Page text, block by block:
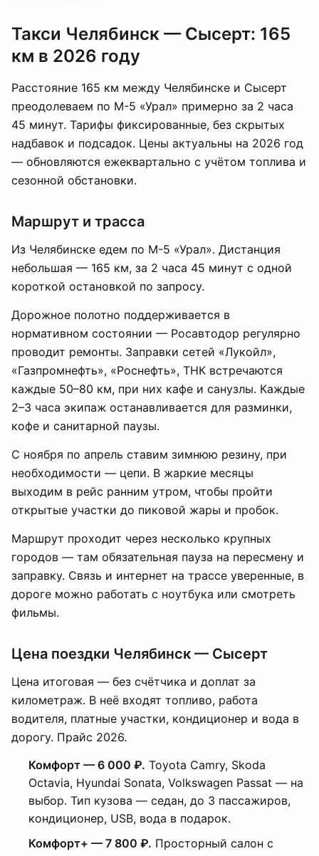
Такси Челябинск — Сысерт: 165
км в 2026 году
Расстояние 165 км между Челябинске и Сысерт
преодолеваем по М-5 «Урал» примерно за 2 часа
45 минут. Тарифы фиксированные, без скрытых
надбавок и подсадок. Цены актуальны на 2026 год
— обновляются ежеквартально с учётом топлива и
сезонной обстановки.
Маршрут и трасса
Из Челябинске едем по М-5 «Урал». Дистанция
небольшая — 165 км, за 2 часа 45 минут с одной
короткой остановкой по запросу.
Дорожное полотно поддерживается в
нормативном состоянии — Росавтодор регулярно
проводит ремонты. Заправки сетей «Лукойл»,
«Газпромнефть», «Роснефть», ТНК встречаются
каждые 50–80 км, при них кафе и санузлы. Каждые
2–3 часа экипаж останавливается для разминки,
кофе и санитарной паузы.
С ноября по апрель ставим зимнюю резину, при
необходимости — цепи. В жаркие месяцы
выходим в рейс ранним утром, чтобы пройти
открытые участки до пиковой жары и пробок.
Маршрут проходит через несколько крупных
городов — там обязательная пауза на пересмену и
заправку. Связь и интернет на трассе уверенные, в
дороге можно работать с ноутбука или смотреть
фильмы.
Цена поездки Челябинск — Сысерт
Цена итоговая — без счётчика и доплат за
километраж. В неё входят топливо, работа
водителя, платные участки, кондиционер и вода в
дорогу. Прайс 2026.
Комфорт — 6 000 ₽. Toyota Camry, Skoda
Octavia, Hyundai Sonata, Volkswagen Passat — на
выбор. Тип кузова — седан, до 3 пассажиров,
кондиционер, USB, вода в подарок.
Комфорт+ — 7 800 ₽. Просторный салон с